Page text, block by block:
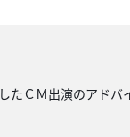
ＣＭ出演のアドバ